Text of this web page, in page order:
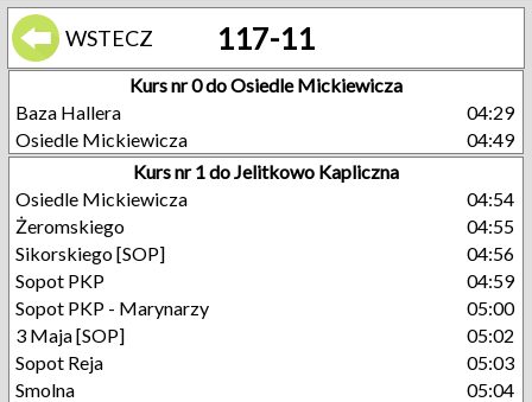
WSTECZ 117-11
Kurs nr 0 do Osiedle Mickiewicza
Baza Hallera
04:29
Osiedle Mickiewicza
04:49
Kurs nr 1 do Jelitkowo Kapliczna
Osiedle Mickiewicza
04:54
Żeromskiego
04:55
Sikorskiego [SOP]
04:56
Sopot PKP
04:59
Sopot PKP - Marynarzy
05:00
3 Maja [SOP]
05:02
Sopot Reja
05:03
Smolna
05:04